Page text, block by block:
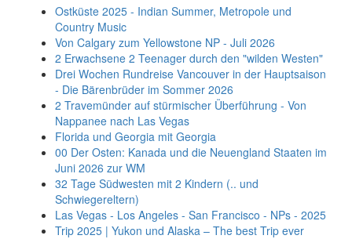
Ostküste 2025 - Indian Summer, Metropole und
Country Music
Von Calgary zum Yellowstone NP - Juli 2026
2 Erwachsene 2 Teenager durch den "wilden Westen"
Drei Wochen Rundreise Vancouver in der Hauptsaison
- Die Bärenbrüder im Sommer 2026
2 Travemünder auf stürmischer Überführung - Von
Nappanee nach Las Vegas
Florida und Georgia mit Georgia
00 Der Osten: Kanada und die Neuengland Staaten im
Juni 2026 zur WM
32 Tage Südwesten mit 2 Kindern (.. und
Schwiegereltern)
Las Vegas - Los Angeles - San Francisco - NPs - 2025
Trip 2025 | Yukon und Alaska – The best Trip ever